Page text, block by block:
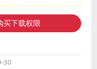
买下载权限
30